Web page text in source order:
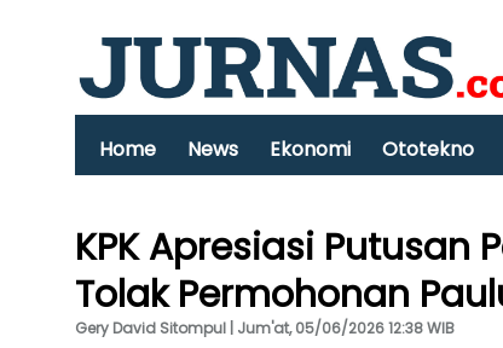
Home News Ekonomi Ototekno
KPK Apresiasi Putusan
Tolak Permohonan
Gery David Sitompul | Jum'at, 05/06/2026 12:38 WIB